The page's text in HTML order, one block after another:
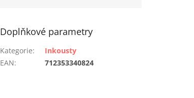
Doplňkové parametry
Kategorie:
Inkousty
EAN: 712353340824